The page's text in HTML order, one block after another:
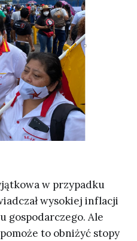
w przypadku
wysokiej inflacji
gospodarczego. Ale
to obniżyć stopy